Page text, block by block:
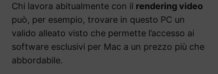
Chi lavora abitualmente con il rendering video
può, per esempio, trovare in questo PC un
valido alleato visto che permette l’accesso ai
software esclusivi per Mac a un prezzo più che
abbordabile.